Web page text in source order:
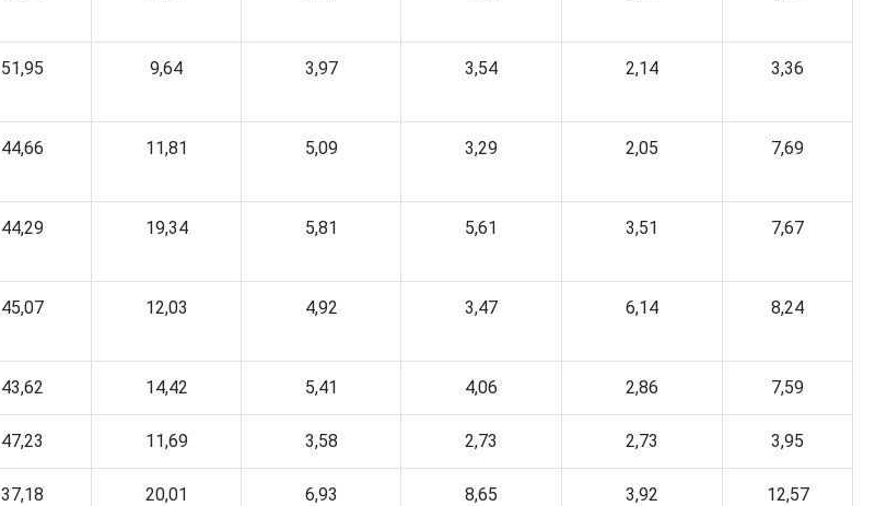
51,95 9,64 3,97 3,54 2,14 3,36
44,66 11,81 5,09 3,29 2,05 7,69
44,29 19,34 5,81 5,61 3,51 7,67
45,07 12,03 4,92 3,47 6,14 8,24
43,62 14,42 5,41 4,06 2,86 7,59
47,23 11,69 3,58 2,73 2,73 3,95
37,18 20,01 6,93 8,65 3,92 12,57